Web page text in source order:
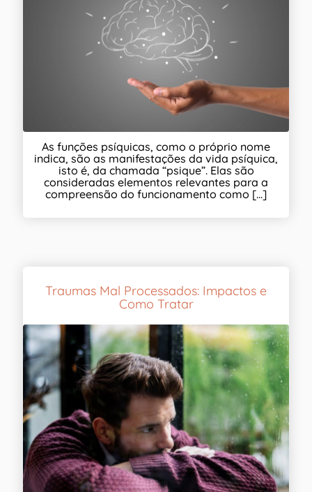
As funções psíquicas, como o próprio nome
indica, são as manifestações da vida psíquica,
isto é, da chamada “psique”. Elas são
consideradas elementos relevantes para a
compreensão do funcionamento como [...]
Traumas Mal Processados: Impactos e
Como Tratar